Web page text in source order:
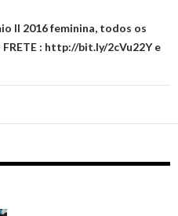
II 2016 feminina, todos os
: http://bit.ly/2cVu22Y e